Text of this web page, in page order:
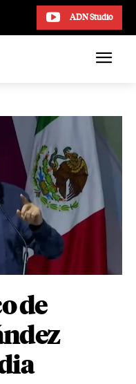
ADN Studio
de